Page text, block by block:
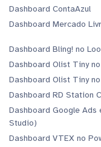
Dashboard ContaAzul
Dashboard Mercado
Dashboard Bling! no
Dashboard Olist Tiny
Dashboard Olist Tiny
Dashboard RD Station
Dashboard Google
Studio)
Dashboard VTEX no